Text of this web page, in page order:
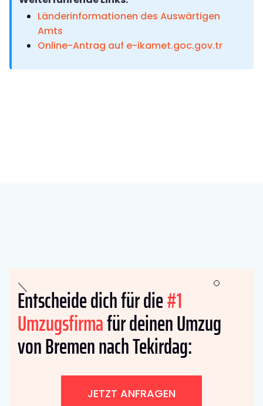
Länderinformationen des Auswärtigen
Amts
Online-Antrag auf e-ikamet.goc.gov.tr
Entscheide dich für die#1
Umzugsfirmafür deinen Umzug
von Bremen nach Tekirdag:
JETZT ANFRAGEN